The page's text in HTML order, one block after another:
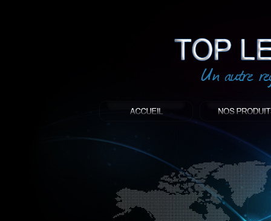
: Top led world
Produit décoratif led
Objet publicitaire led
éclairage blanc led
Enseigne publicitaire
Fabriquant et distributeur français
gamme à base de LED.